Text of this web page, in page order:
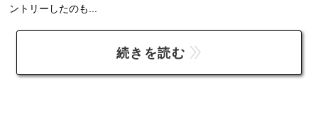
ントリーしたのも...
続きを読む